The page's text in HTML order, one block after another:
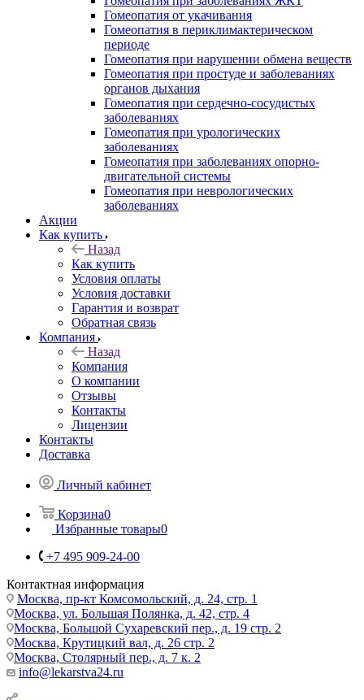
Гомеопатия от укачивания
Гомеопатия в периклимактерическом
периоде
Гомеопатия при нарушении обмена веществ
Гомеопатия при простуде и заболеваниях
органов дыхания
Гомеопатия при сердечно-сосудистых
заболеваниях
Гомеопатия при урологических
заболеваниях
Гомеопатия при заболеваниях опорно-
двигательной системы
Гомеопатия при неврологических
заболеваниях
Акции
Как купить
Назад
Как купить
Условия оплаты
Условия доставки
Гарантия и возврат
Обратная связь
Компания
Назад
Компания
О компании
Отзывы
Контакты
Лицензии
Контакты
Доставка
Личный кабинет
Корзина0
Избранные товары0
+7 495 909-24-00
Контактная информация
Москва, пр-кт Комсомольский, д. 24, стр. 1
Москва, ул. Большая Полянка, д. 42, стр. 4
Москва, Большой Сухаревский пер., д. 19 стр. 2
Москва, Крутицкий вал, д. 26 стр. 2
Москва, Столярный пер., д. 7 к. 2
info@lekarstva24.ru